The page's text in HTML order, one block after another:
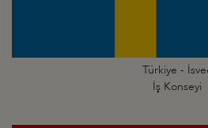
Türkiye -
İş Konseyi